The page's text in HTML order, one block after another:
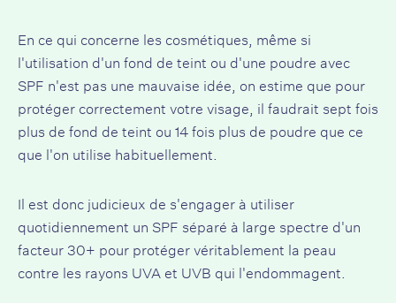
En ce qui concerne les cosmétiques, même si
l'utilisation d'un fond de teint ou d'une poudre avec
SPF n'est pas une mauvaise idée, on estime que pour
protéger correctement votre visage, il faudrait sept fois
plus de fond de teint ou 14 fois plus de poudre que ce
que l'on utilise habituellement.
Il est donc judicieux de s'engager à utiliser
quotidiennement un SPF séparé à large spectre d'un
facteur 30+ pour protéger véritablement la peau
contre les rayons UVA et UVB qui l'endommagent.